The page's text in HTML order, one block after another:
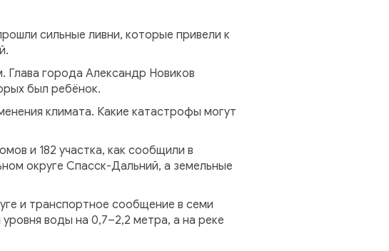
сильные ливни, которые привели к
Глава города Александр Новиков
был ребёнок.
климата. Какие катастрофы могут
и 182 участка, как сообщили в
округе Спасск-Дальний, а земельные
и транспортное сообщение в семи
воды на 0,7–2,2 метра, а на реке